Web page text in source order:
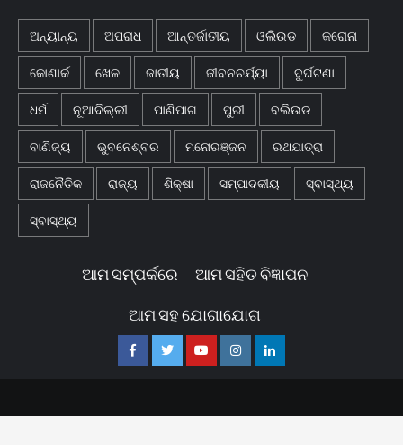
ଅନ୍ୟାନ୍ୟ ଅପରାଧ ଆନ୍ତର୍ଜାତୀୟ ଓଲିଉଡ କରୋନା
କୋଣାର୍କ ଖେଳ ଜାତୀୟ ଜୀବନଚର୍ଯ୍ୟା ଦୁର୍ଘଟଣା
ଧର୍ମ ନୂଆଦିଲ୍ଲୀ ପାଣିପାଗ ପୁରୀ ବଲିଉଡ
ବାଣିଜ୍ୟ ଭୁବନେଶ୍ବର ମନୋରଞ୍ଜନ ରଥଯାତ୍ରା
ରାଜନୈତିକ ରାଜ୍ୟ ଶିକ୍ଷା ସମ୍ପାଦକୀୟ ସ୍ବାସ୍ଥ୍ୟ
ସ୍ବାସ୍ଥ୍ୟ
ଆମ ସମ୍ପର୍କରେ ଆମ ସହିତ ବିଜ୍ଞାପନ
ଆମ ସହ ଯୋଗାଯୋଗ
FacebookTwitterYoutubeInstagramLinkedin